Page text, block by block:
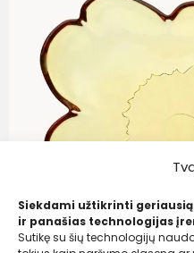
Siekdami užtikrinti
ir panašias technologijas
Sutikę su šių technologijų